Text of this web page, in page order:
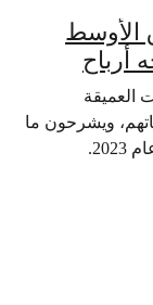
الأوسط
أرباح
الصمود
العميقة
ويشرحون ما